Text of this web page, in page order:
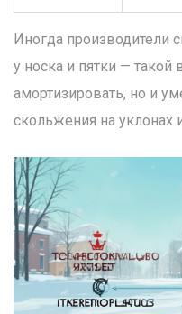
Иногда производители
у носка и пятки — такой
амортизировать, но и
скольжения на уклонах